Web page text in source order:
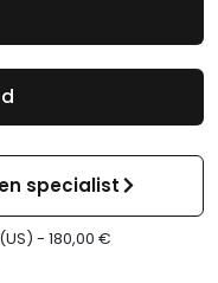
specialist
- 180,00 €